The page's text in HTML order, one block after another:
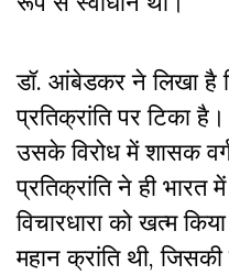
डॉ. आंबेडकर ने लिखा है
प्रतिक्रांति पर टिका
उसके विरोध में शासक
प्रतिक्रांति ने ही भारत
विचारधारा को खत्म
महान क्रांति थी,